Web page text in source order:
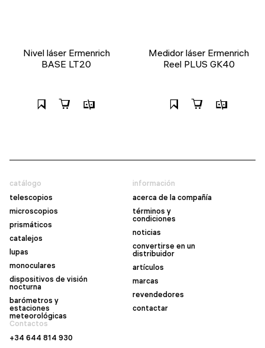
Nivel láser Ermenrich
BASE LT20
Medidor láser Ermenrich
Reel PLUS GK40
catálogo
telescopios
microscopios
prismáticos
catalejos
lupas
monoculares
dispositivos de visión
nocturna
barómetros y
estaciones
meteorológicas
información
acerca de la compañía
términos y
condiciones
noticias
convertirse en un
distribuidor
artículos
marcas
revendedores
contactar
Contactos
+34 644 814 930